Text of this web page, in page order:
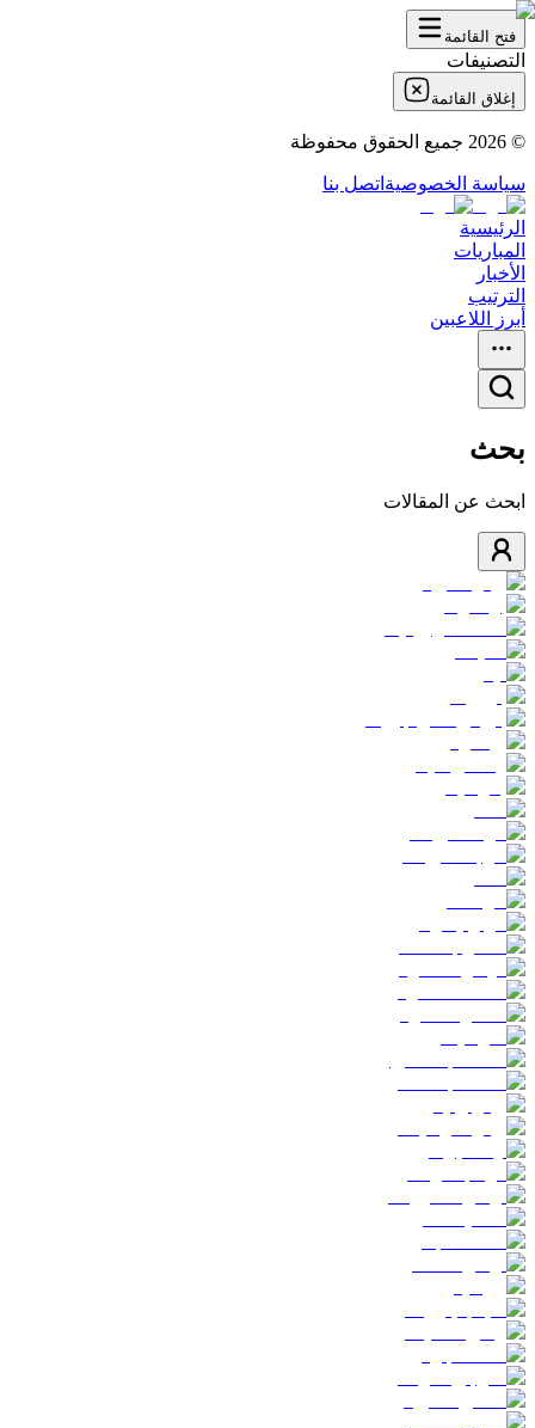
فتح القائمة
التصنيفات
إغلاق القائمة
©
2026 جميع الحقوق محفوظة
سياسة الخصوصية اتصل بنا
الرئيسية
المباريات
الأخبار
الترتيب
أبرز اللاعبين
بحث
ابحث عن المقالات